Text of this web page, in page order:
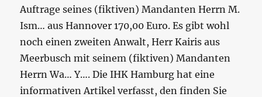
Auftrage seines (fiktiven) Mandanten Herrn M.
Ism… aus Hannover 170,00 Euro. Es gibt wohl
noch einen zweiten Anwalt, Herr Kairis aus
Meerbusch mit seinem (fiktiven) Mandanten
Herrn Wa… Y…. Die IHK Hamburg hat eine
informativen Artikel verfasst, den finden Sie